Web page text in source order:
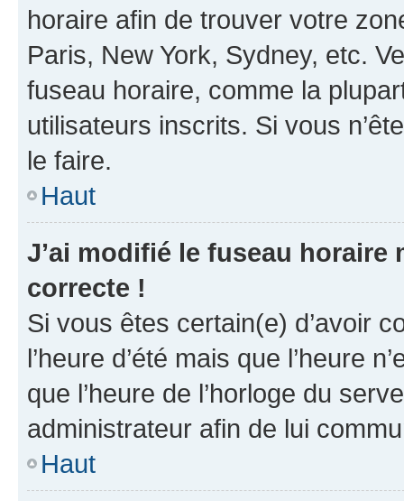
horaire afin de trouver votre
Paris, New York, Sydney, etc.
fuseau horaire, comme la
utilisateurs inscrits. Si vous
le faire.
Haut
J’ai modifié le fuseau horaire
correcte !
Si vous êtes certain(e) d’avoir
l’heure d’été mais que l’heure
que l’heure de l’horloge du
administrateur afin de lui
Haut